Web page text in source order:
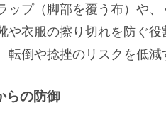
ップ（脚部を覆う布）や
や衣服の擦り切れを防ぐ
転倒や捻挫のリスクを低減
らの防御